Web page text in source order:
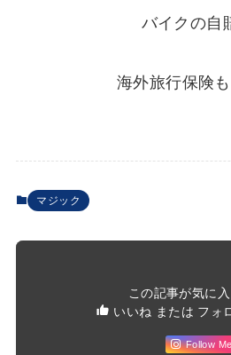
バイクの自
海外旅行保険
マジック
この記事が気に
いいね または フォ
Follow Me